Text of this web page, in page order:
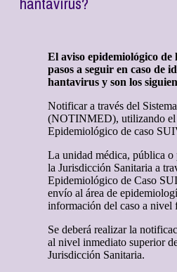
El aviso epidemiológico
pasos a seguir en caso de
hantavirus y son los
Notificar a través del
(NOTINMED), utilizando el
Epidemiológico de caso
La unidad médica, pública o
la Jurisdicción Sanitaria a
Epidemiológico de Caso
envío al área de
información del caso a nivel
Se deberá realizar la
al nivel inmediato superior
Jurisdicción Sanitaria.